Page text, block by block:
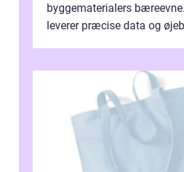
byggematerialers
leverer præcise data og